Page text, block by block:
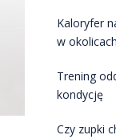
Kaloryfer
w
Trening
kondycję
Czy zupki